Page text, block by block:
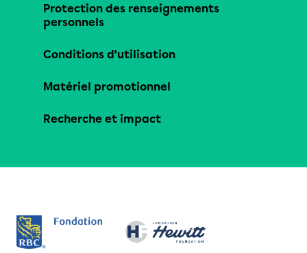
Protection des renseignements
personnels
Conditions d’utilisation
Matériel promotionnel
Recherche et impact